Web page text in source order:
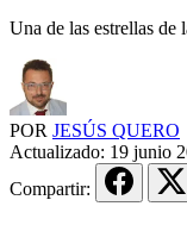
Una de las estrellas
POR JESÚS QUERO
Actualizado: 19 junio
Compartir: